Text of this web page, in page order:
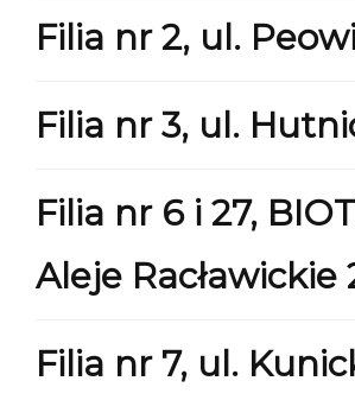
Filia nr 2, ul.
Filia nr 3, ul.
Filia nr 6 i 27,
Aleje Racławickie
Filia nr 7, ul.